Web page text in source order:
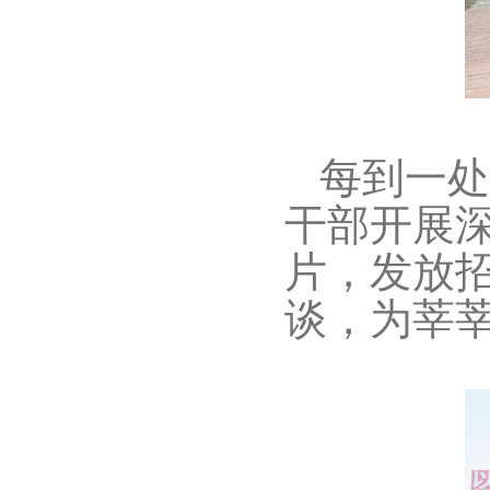
每到一
干部开展
片，发放
谈，为莘